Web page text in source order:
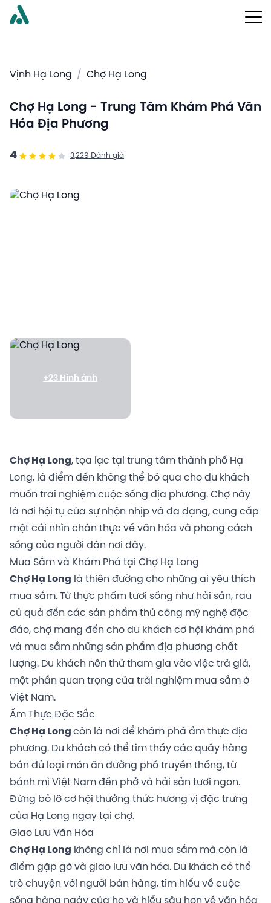
Vịnh Hạ Long / Chợ Hạ Long
Chợ Hạ Long - Trung Tâm Khám Phá Văn
Hóa Địa Phương
4 3,229 Đánh giá
+23 Hình ảnh
Chợ Hạ Long, tọa lạc tại trung tâm thành phố Hạ
Long, là điểm đến không thể bỏ qua cho du khách
muốn trải nghiệm cuộc sống địa phương. Chợ này
là nơi hội tụ của sự nhộn nhịp và đa dạng, cung cấp
một cái nhìn chân thực về văn hóa và phong cách
sống của người dân nơi đây.
Mua Sắm và Khám Phá tại Chợ Hạ Long
Chợ Hạ Long là thiên đường cho những ai yêu thích
mua sắm. Từ thực phẩm tươi sống như hải sản, rau
củ quả đến các sản phẩm thủ công mỹ nghệ độc
đáo, chợ mang đến cho du khách cơ hội khám phá
và mua sắm những sản phẩm địa phương chất
lượng. Du khách nên thử tham gia vào việc trả giá,
một phần quan trọng của trải nghiệm mua sắm ở
Việt Nam.
Ẩm Thực Đặc Sắc
Chợ Hạ Long còn là nơi để khám phá ẩm thực địa
phương. Du khách có thể tìm thấy các quầy hàng
bán đủ loại món ăn đường phố truyền thống, từ
bánh mì Việt Nam đến phở và hải sản tươi ngon.
Đừng bỏ lỡ cơ hội thưởng thức hương vị đặc trưng
của Hạ Long ngay tại chợ.
Giao Lưu Văn Hóa
Chợ Hạ Long không chỉ là nơi mua sắm mà còn là
điểm gặp gỡ và giao lưu văn hóa. Du khách có thể
trò chuyện với người bán hàng, tìm hiểu về cuộc